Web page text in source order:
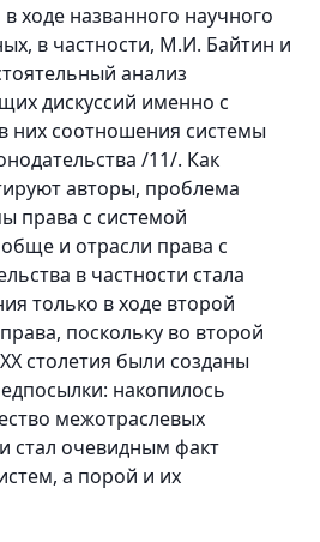
ходе названного научного
в частности, М.И. Байтин и
анализ
дискуссий именно с
них соотношения системы
/11/. Как
авторы, проблема
права с системой
и отрасли права с
в частности стала
только в ходе второй
поскольку во второй
столетия были созданы
накопилось
межотраслевых
стал очевидным факт
а порой и их